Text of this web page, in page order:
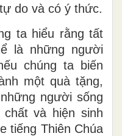
do và có ý thức.
ta hiểu rằng tất
là những người
chúng ta biến
một quà tặng,
người sống
và hiện sinh
tiếng Thiên Chúa